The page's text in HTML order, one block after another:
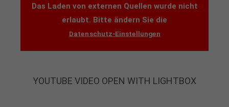
About us
Lorem ipsum dolor sit amet, consectetuer
Cum sociis natoque penatibus et magnis dis
Das Laden von externen Quellen wurde nicht
erlaubt. Bitte ändern Sie die
Datenschutz-Einstellungen
YOUTUBE VIDEO OPEN WITH LIGHTBOX